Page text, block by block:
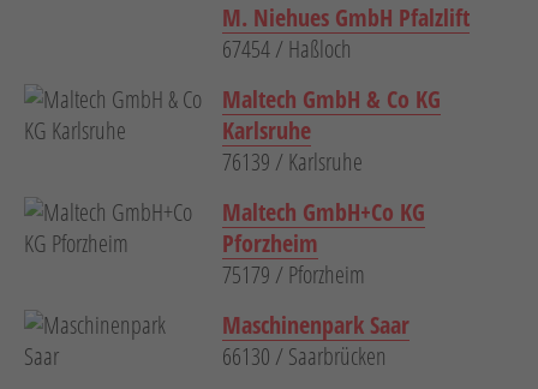
M. Niehues GmbH Pfalzlift
67454 / Haßloch
Maltech GmbH & Co KG
Karlsruhe
76139 / Karlsruhe
Maltech GmbH+Co KG
Pforzheim
75179 / Pforzheim
Maschinenpark Saar
66130 / Saarbrücken